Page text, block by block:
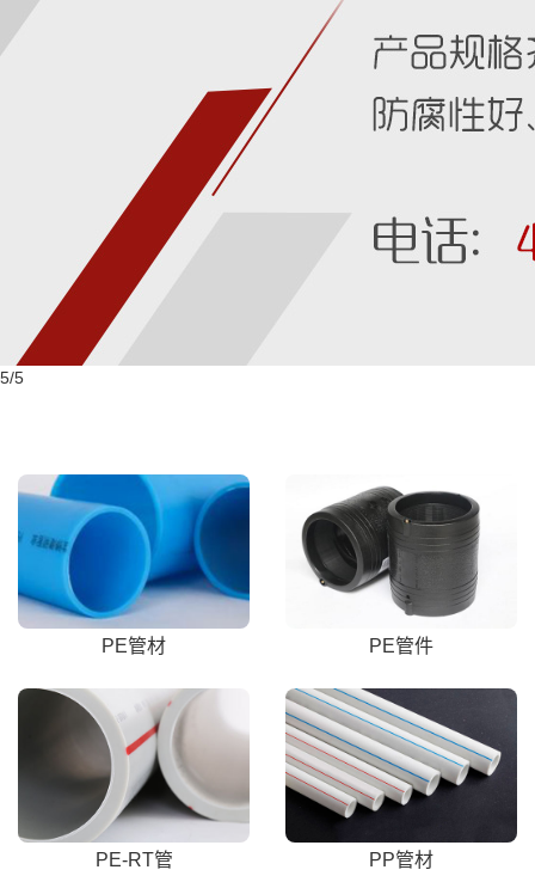
5/5
PE管材 PE管件
PE-RT管 PP管材